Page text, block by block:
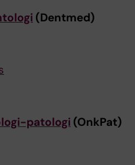
(Dentmed)
patologi (OnkPat)